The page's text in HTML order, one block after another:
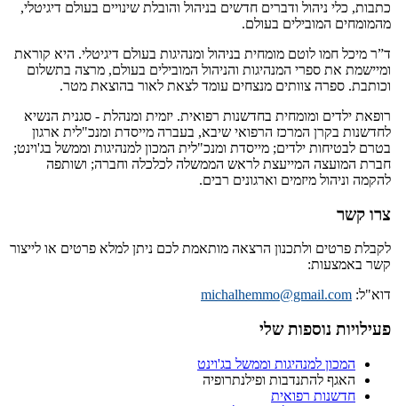
כלי ניהול ודברים חדשים בניהול והובלת שינויים בעולם דיגיטלי,
המובילים בעולם.
חמו לוטם מומחית בניהול ומנהיגות בעולם דיגיטלי. היא קוראת
את ספרי המנהיגות והניהול המובילים בעולם, מרצה בתשלום
ספרה צוותים מנצחים עומד לצאת לאור בהוצאת מטר.
ילדים ומומחית בחדשנות רפואית. יזמית ומנהלת - סגנית הנשיא
בקרן המרכז הרפואי שיבא, בעברה מייסדת ומנכ"לית ארגון
ילדים; מייסדת ומנכ"לית המכון למנהיגות וממשל בג'וינט;
המייעצת לראש הממשלה לכלכלה וחברה; ושותפה
מיזמים וארגונים רבים.
פרטים ולתכנון הרצאה מותאמת לכם ניתן למלא פרטים או לייצור
michalhemmo@gmail.com
נוספות שלי
המכון למנהיגות וממשל בג'וינט
האגף להתנדבות ופילנתרופיה
חדשנות רפואית